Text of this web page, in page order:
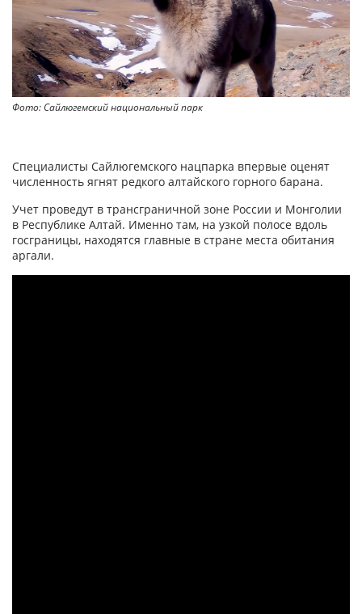
Фото: Сайлюгемский национальный парк
Специалисты Сайлюгемского нацпарка впервые оценят
численность ягнят редкого алтайского горного барана.
Учет проведут в трансграничной зоне России и Монголии
в Республике Алтай. Именно там, на узкой полосе вдоль
госграницы, находятся главные в стране места обитания
аргали.